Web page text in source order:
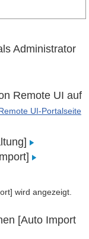
Administrator
Remote UI auf
UI-Portalseite
wird angezeigt.
[Auto Import